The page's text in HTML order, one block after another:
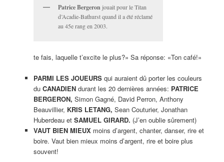
Patrice Bergeron jouait pour le Titan
d’Acadie-Bathurst quand il a été réclamé
au 45e rang en 2003.
te fais, laquelle t’excite le plus?» Sa réponse: «Ton café!»
PARMI LES JOUEURS qui auraient dû porter les couleurs
du CANADIENdurant les 20 dernières années: PATRICE
BERGERON, Simon Gagné, David Perron, Anthony
Beauvillier, KRIS LETANG, Sean Couturier, Jonathan
Huberdeau et SAMUEL GIRARD. (J’en oublie sûrement)
VAUT BIEN MIEUXmoins d’argent, chanter, danser, rire et
boire. Vaut bien mieux moins d’argent, rire et boire plus
souvent!